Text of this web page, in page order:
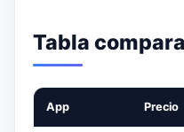
Tabla
App Precio